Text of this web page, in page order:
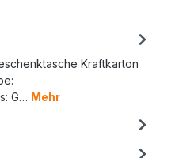
Kraftkarton
G… Mehr